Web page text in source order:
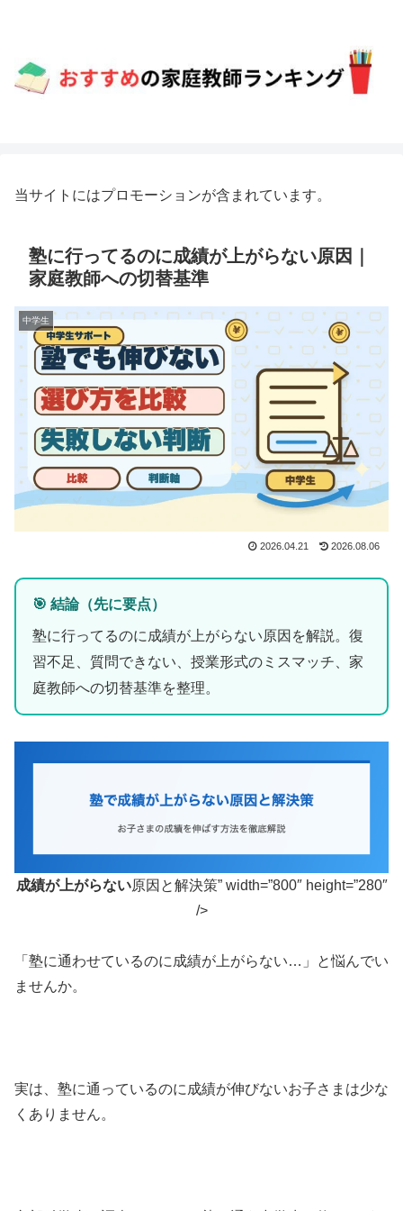
当サイトにはプロモーションが含まれています。
塾に行ってるのに成績が上がらない原因｜
家庭教師への切替基準
中学生
2026.04.21 2026.08.06
🎯 結論（先に要点）
塾に行ってるのに成績が上がらない原因を解説。復
習不足、質問できない、授業形式のミスマッチ、家
庭教師への切替基準を整理。
成績が上がらない原因と解決策” width=”800″ height=”280″
/>
「塾に通わせているのに成績が上がらない…」と悩んでい
ませんか。
実は、塾に通っているのに成績が伸びないお子さまは少な
くありません。